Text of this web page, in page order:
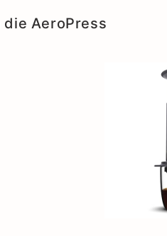
AeroPress